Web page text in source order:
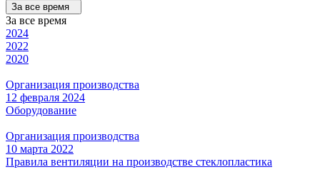
За все время
За все время
2024
2022
2020
Организация производства
12 февраля 2024
Оборудование
Организация производства
10 марта 2022
Правила вентиляции на производстве стеклопластика